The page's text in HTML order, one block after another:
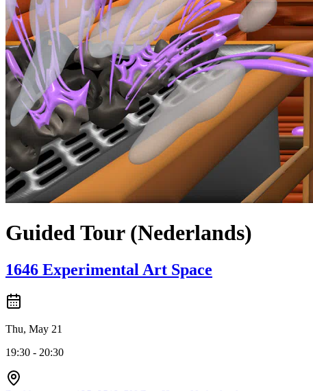
Guided Tour (Nederlands)
1646 Experimental Art Space
Thu, May 21
19:30 - 20:30